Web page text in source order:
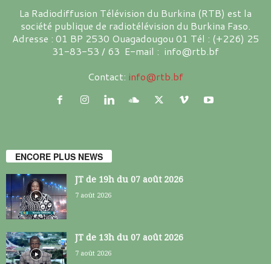
La Radiodiffusion Télévision du Burkina (RTB) est la
société publique de radiotélévision du Burkina Faso.
Adresse : 01 BP 2530 Ouagadougou 01 Tél : (+226) 25
31-83-53 / 63 E-mail : info@rtb.bf
Contact: info@rtb.bf
ENCORE PLUS NEWS
JT de 19h du 07 août 2026
7 août 2026
JT de 13h du 07 août 2026
7 août 2026